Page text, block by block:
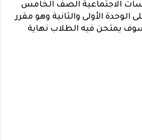
الاجتماعية الصف الخامس
الوحدة الأولى والثانية وهو مقرر
يمتحن فيه الطلاب نهاية